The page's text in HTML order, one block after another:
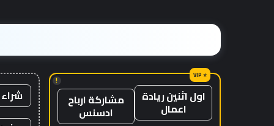
!
اول اثنين ريادة
اعمال مشاركة ارباح
ادسنس